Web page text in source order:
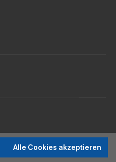
Alle Cookies akzeptieren